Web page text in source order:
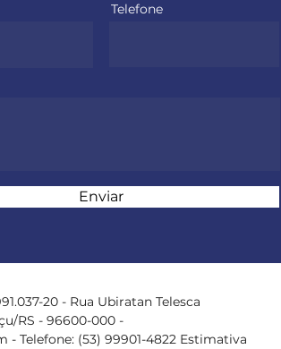
Telefone
Enviar
20 - Rua Ubiratan Telesca
RS - 96600-000 -
- Telefone: (53) 99901-4822 Estimativa